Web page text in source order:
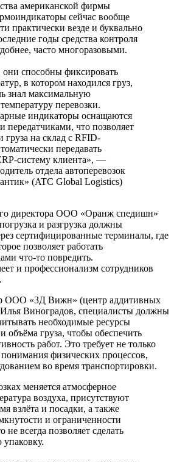
американской фирмы
сейчас вообще
практически везде и буквально
годы средства контроля
часто многоразовыми.
они способны фиксировать
в котором находился груз,
знал максимальную
перевозки.
индикаторы оснащаются
передатчиками, что позволяет
груза на склад с RFID-
передавать
систему клиента», —
отдела автоперевозок
(ATC Global Logistics)
директора ООО «Оранж спедишн»
и разгрузка должны
сертифицированные терминалы, где
позволяет работать
что‑то повредить.
и профессионализм сотрудников
ООО «3Д Вижн» (центр аддитивных
Виноградов, специалисты должны
необходимые ресурсы
объёма груза, чтобы обеспечить
работ. Это требует не только
физических процессов,
во время транспортировки.
меняется атмосферное
воздуха, присутствуют
взлёта и посадки, а также
и ограниченности
не всегда позволяет сделать